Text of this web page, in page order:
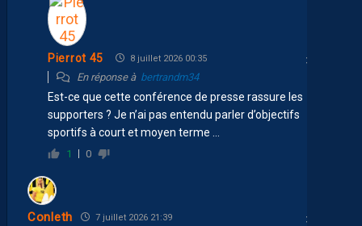
Pierrot 45 8 juillet 2026 00:35
En réponse à bertrandm34
Est-ce que cette conférence de presse rassure les
supporters ? Je n’ai pas entendu parler d’objectifs
sportifs à court et moyen terme …
1 0
Conleth 7 juillet 2026 21:39